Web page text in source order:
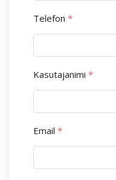
Telefon *
Kasutajanimi *
Email *